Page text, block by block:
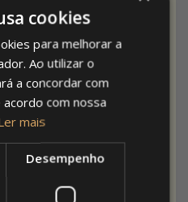
também existem
Eu gostei de
Pinterest de uma
cookies
para melhorar a
Ao utilizar o
a concordar com
com nossa
mais
Desempenho